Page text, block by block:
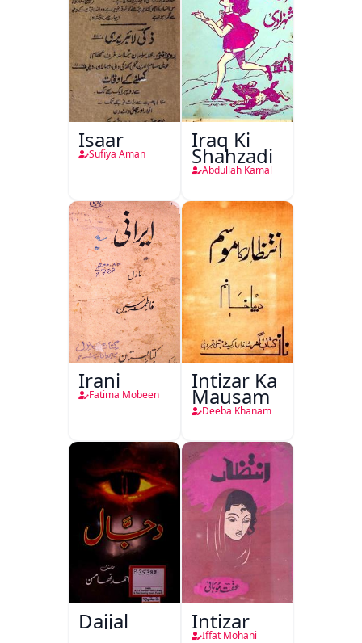
Isaar
Sufiya Aman
Iraq Ki
Shahzadi
Abdullah Kamal
Irani
Fatima Mobeen
Intizar Ka
Mausam
Deeba Khanam
Dajjal Intizar
Iffat Mohani